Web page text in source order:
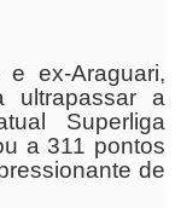
ex-Araguari,
ultrapassar a
Superliga
a 311 pontos
de